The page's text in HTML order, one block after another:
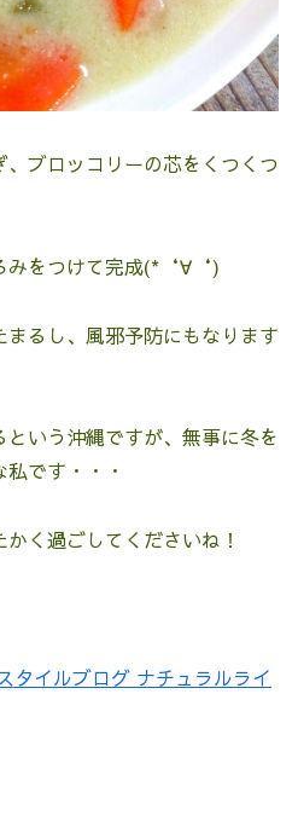
ブロッコリーの芯をくつくつ
みをつけて完成(*‘∀‘)
るし、風邪予防にもなります
いう沖縄ですが、無事に冬を
です・・・
く過ごしてくださいね！